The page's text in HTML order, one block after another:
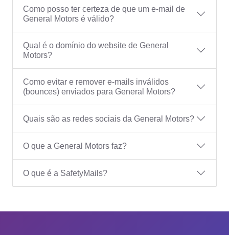
Como posso ter certeza de que um e-mail de
General Motors é válido?
Qual é o domínio do website de General
Motors?
Como evitar e remover e-mails inválidos
(bounces) enviados para General Motors?
Quais são as redes sociais da General Motors?
O que a General Motors faz?
O que é a SafetyMails?